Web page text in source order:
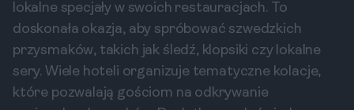
lokalne specjały w swoich restauracjach. To
doskonała okazja, aby spróbować szwedzkich
przysmaków, takich jak śledź, klopsiki czy lokalne
sery. Wiele hoteli organizuje tematyczne kolacje,
które pozwalają gościom na odkrywanie